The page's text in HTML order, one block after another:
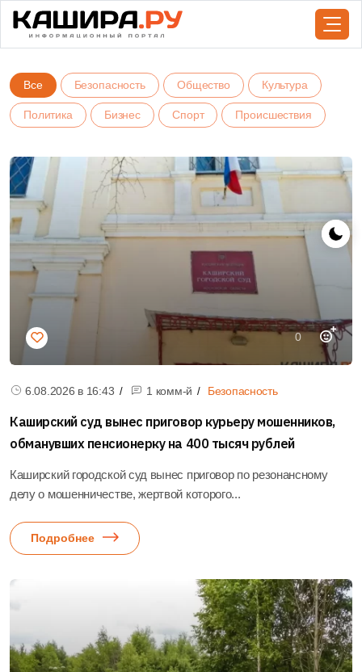
Все Безопасность Общество Культура
Политика Бизнес Спорт Происшествия
0
6.08.2026 в 16:43 1 комм-й Безопасность
Каширский суд вынес приговор курьеру мошенников,
обманувших пенсионерку на 400 тысяч рублей
Каширский городской суд вынес приговор по резонансному
делу о мошенничестве, жертвой которого...
Подробнее